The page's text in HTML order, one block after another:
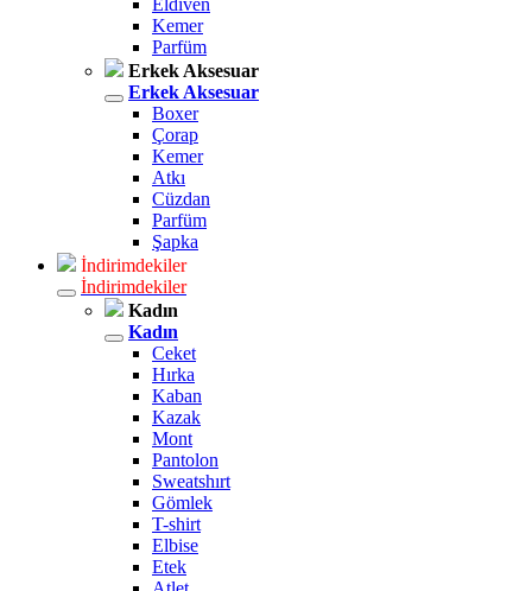
Eldiven
Kemer
Parfüm
Erkek Aksesuar
Erkek Aksesuar
Boxer
Çorap
Kemer
Atkı
Cüzdan
Parfüm
Şapka
İndirimdekiler
İndirimdekiler
Kadın
Kadın
Ceket
Hırka
Kaban
Kazak
Mont
Pantolon
Sweatshırt
Gömlek
T-shirt
Elbise
Etek